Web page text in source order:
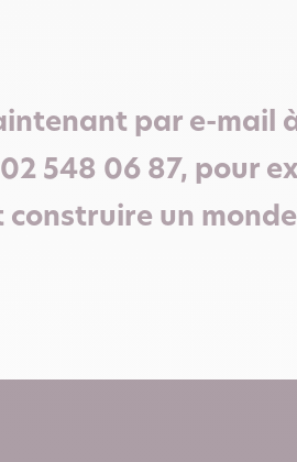
par e-mail
548 06 87, pour
un